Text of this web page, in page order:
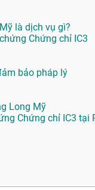
là dịch vụ gì?
Chứng chỉ IC3
bảo pháp lý
Long Mỹ
Chứng chỉ IC3 tại